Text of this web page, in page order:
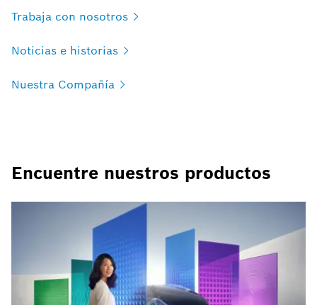
Trabaja con nosotros
Noticias e historias
Nuestra Compañía
Encuentre nuestros productos